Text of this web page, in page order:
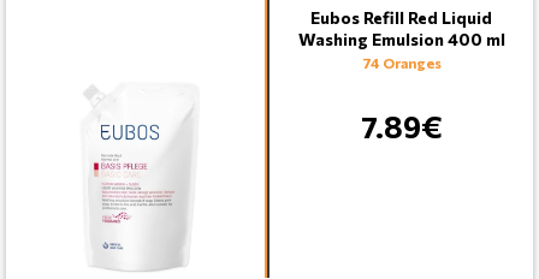
Eubos Refill Red Liquid
Washing Emulsion 400 ml
74 Oranges
7.89€